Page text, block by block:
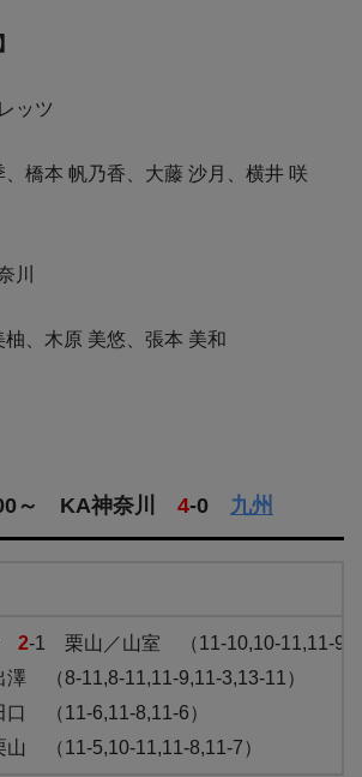
ッツ
橋本 帆乃香、大藤 沙月、横井 咲
川
、木原 美悠、張本 美和
～ KA神奈川 4-0 九州
2-1 栗山／山室 （11-10,10-11,11-9
（8-11,8-11,11-9,11-3,13-11）
（11-6,11-8,11-6）
（11-5,10-11,11-8,11-7）